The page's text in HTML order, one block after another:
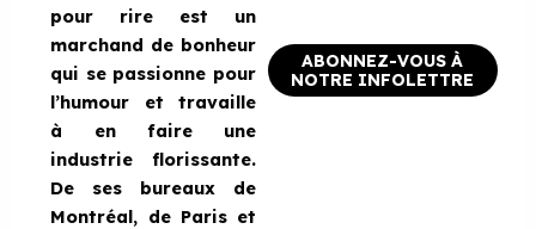
pour rire est un
marchand de bonheur
qui se passionne pour
l’humour et travaille
à en faire une
industrie florissante.
De ses bureaux de
Montréal, de Paris et
ABONNEZ-VOUS À
NOTRE INFOLETTRE